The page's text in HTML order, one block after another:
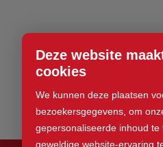
Deze website
cookies
We kunnen deze plaatsen
bezoekersgegevens, om
gepersonaliseerde inhoud te
geweldige website-ervaring